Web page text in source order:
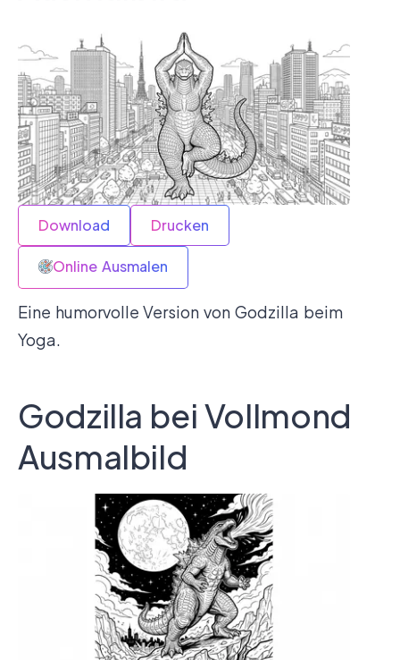
Download Drucken
Online Ausmalen
Eine humorvolle Version von Godzilla beim
Yoga.
Godzilla bei Vollmond
Ausmalbild